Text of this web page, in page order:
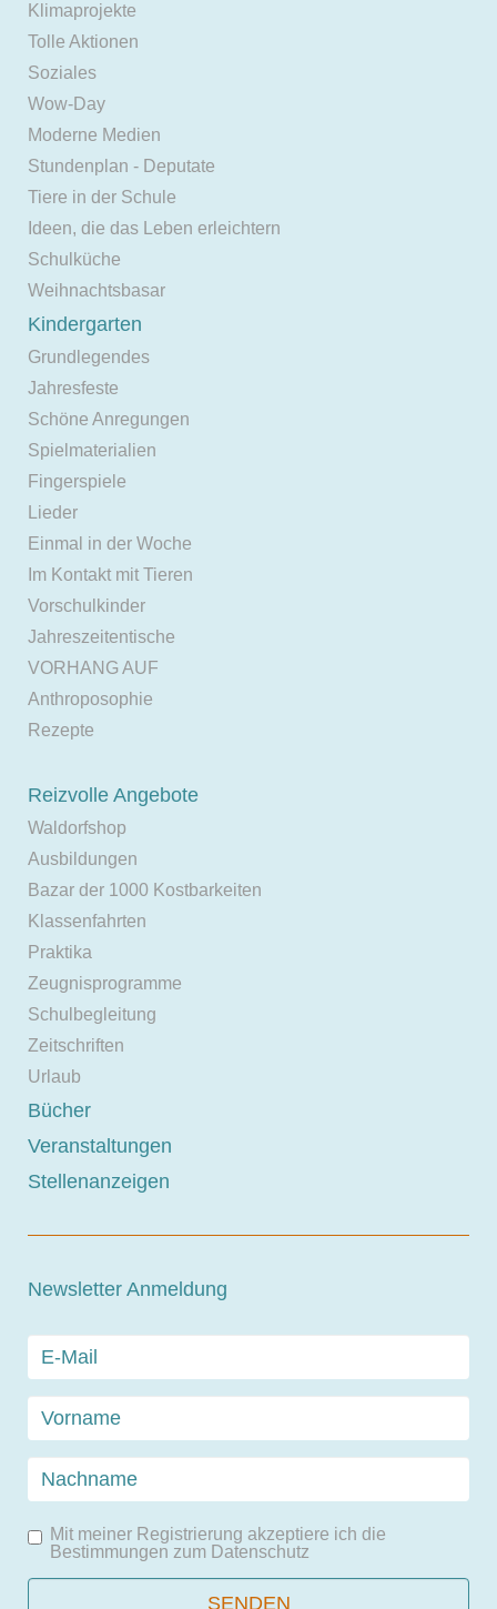
Klimaprojekte
Tolle Aktionen
Soziales
Wow-Day
Moderne Medien
Stundenplan - Deputate
Tiere in der Schule
Ideen, die das Leben erleichtern
Schulküche
Weihnachtsbasar
Kindergarten
Grundlegendes
Jahresfeste
Schöne Anregungen
Spielmaterialien
Fingerspiele
Lieder
Einmal in der Woche
Im Kontakt mit Tieren
Vorschulkinder
Jahreszeitentische
VORHANG AUF
Anthroposophie
Rezepte
Reizvolle Angebote
Waldorfshop
Ausbildungen
Bazar der 1000 Kostbarkeiten
Klassenfahrten
Praktika
Zeugnisprogramme
Schulbegleitung
Zeitschriften
Urlaub
Bücher
Veranstaltungen
Stellenanzeigen
Newsletter Anmeldung
Mit meiner Registrierung akzeptiere ich die
Bestimmungen zum Datenschutz